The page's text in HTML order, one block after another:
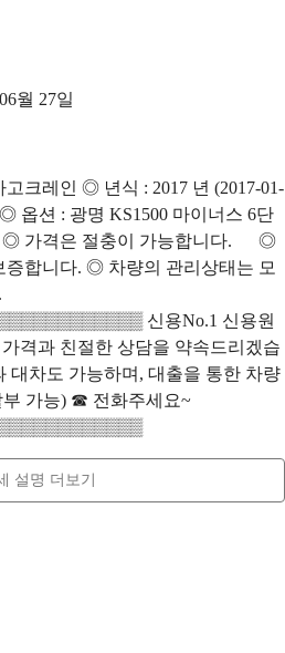
월 27일
크레인 ◎ 년식 : 2017 년 (2017-01-
옵션 : 광명 KS1500 마이너스 6단
가격은 절충이 가능합니다. ◎
증합니다. ◎ 차량의 관리상태는 모
신용No.1 신용원
격과 친절한 상담을 약속드리겠습
대차도 가능하며, 대출을 통한 차량
부 가능) ☎ 전화주세요~
설명 더보기